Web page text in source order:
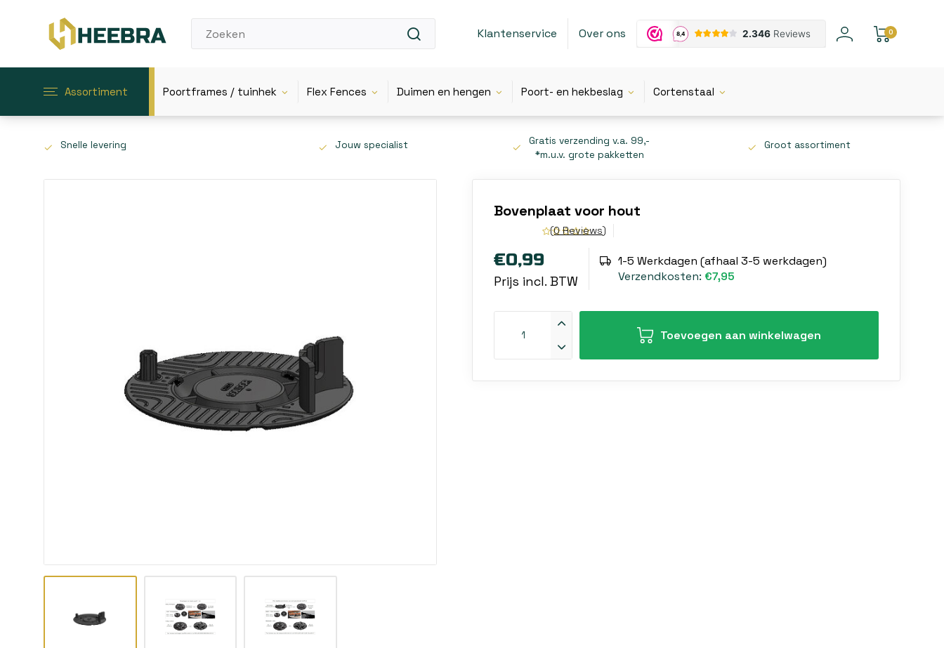
Klantenservice Over ons 0
Assortiment Poortframes / tuinhek Flex Fences Duimen en hengen Poort- en hekbeslag Cortenstaal
Snelle levering Jouw specialist
Gratis verzending v.a. 99,-
*m.u.v. grote pakketten
Groot assortiment
Bovenplaat voor hout
(0 Reviews)
€0,99
Prijs incl. BTW
1-5 Werkdagen (afhaal 3-5 werkdagen)
Verzendkosten: €7,95
Toevoegen aan winkelwagen